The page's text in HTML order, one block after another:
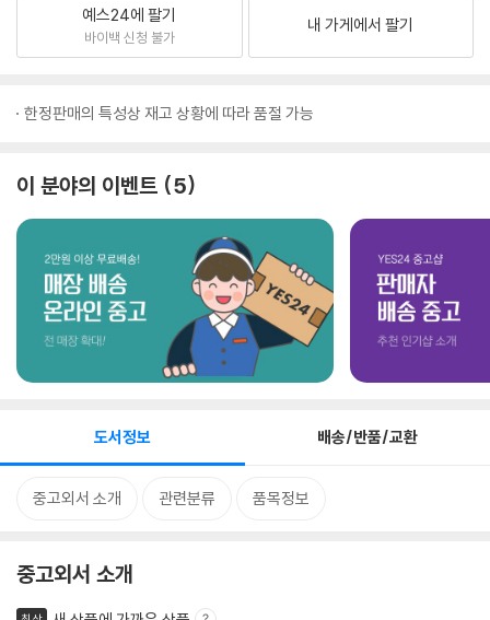
예스24에 팔기
바이백 신청 불가
내 가게에서 팔기
한정판매의 특성상 재고 상황에 따라 품절 가능
이 분야의 이벤트 5
도서정보 배송/반품/교환
중고외서 소개 관련분류 품목정보
중고외서 소개